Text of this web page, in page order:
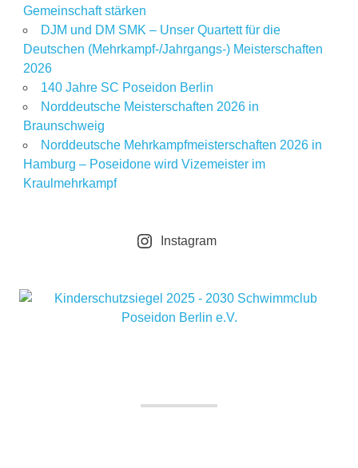
Gemeinschaft stärken
DJM und DM SMK – Unser Quartett für die
Deutschen (Mehrkampf-/Jahrgangs-) Meisterschaften
2026
140 Jahre SC Poseidon Berlin
Norddeutsche Meisterschaften 2026 in
Braunschweig
Norddeutsche Mehrkampfmeisterschaften 2026 in
Hamburg – Poseidone wird Vizemeister im
Kraulmehrkampf
Instagram